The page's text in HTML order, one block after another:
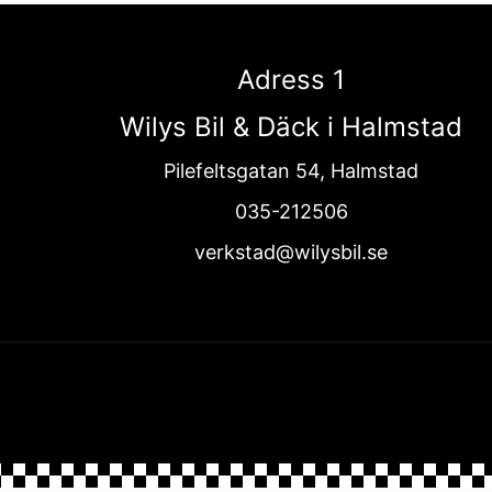
Adress 1
Wilys Bil & Däck i Halmstad
Pilefeltsgatan 54, Halmstad
035-212506
verkstad@wilysbil.se